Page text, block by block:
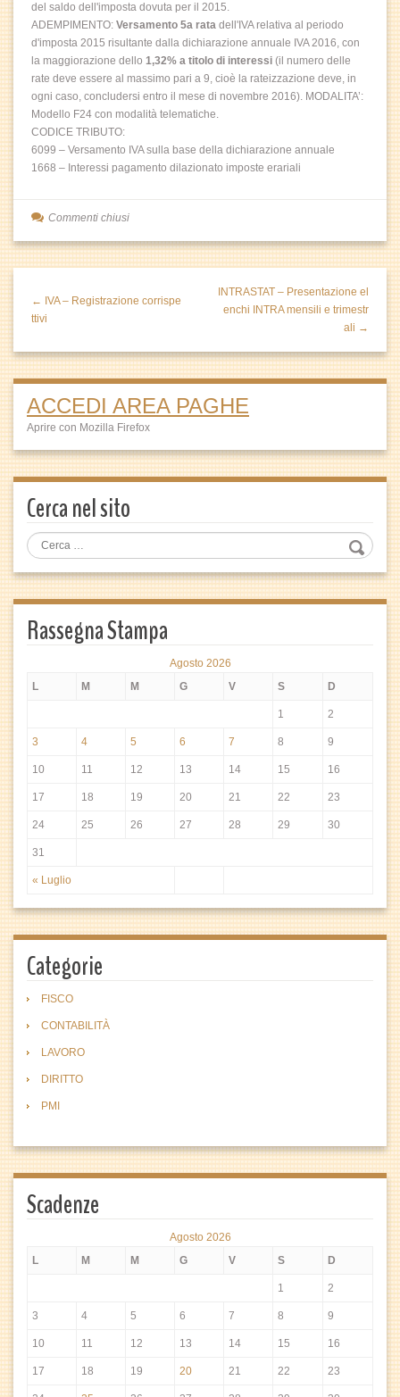
del saldo dell'imposta dovuta per il 2015.
ADEMPIMENTO: Versamento 5a rata dell'IVA relativa al periodo
d'imposta 2015 risultante dalla dichiarazione annuale IVA 2016, con
la maggiorazione dello 1,32% a titolo di interessi (il numero delle
rate deve essere al massimo pari a 9, cioè la rateizzazione deve, in
ogni caso, concludersi entro il mese di novembre 2016). MODALITA’:
Modello F24 con modalità telematiche.
CODICE TRIBUTO:
6099 – Versamento IVA sulla base della dichiarazione annuale
1668 – Interessi pagamento dilazionato imposte erariali
Commenti chiusi
← IVA – Registrazione corrispe
ttivi
INTRASTAT – Presentazione el
enchi INTRA mensili e trimestr
ali →
ACCEDI AREA PAGHE
Aprire con Mozilla Firefox
Cerca nel sito
Rassegna Stampa
Agosto 2026
L
M M G V S D
« Luglio
1 2
3 4 5 6 7 8 9
10 11 12 13 14 15 16
17 18 19 20 21 22 23
24 25 26 27 28 29 30
31
Categorie
FISCO
CONTABILITÀ
LAVORO
DIRITTO
PMI
Scadenze
Agosto 2026
L
M M G V S D
1 2
3 4 5 6 7 8 9
10 11 12 13 14 15 16
17 18 19 20 21 22 23